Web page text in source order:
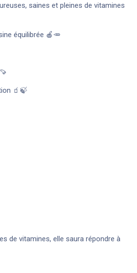
saines et pleines de vitamines
équilibrée 🍎🥕
🧃🍃
de vitamines, elle saura répondre à